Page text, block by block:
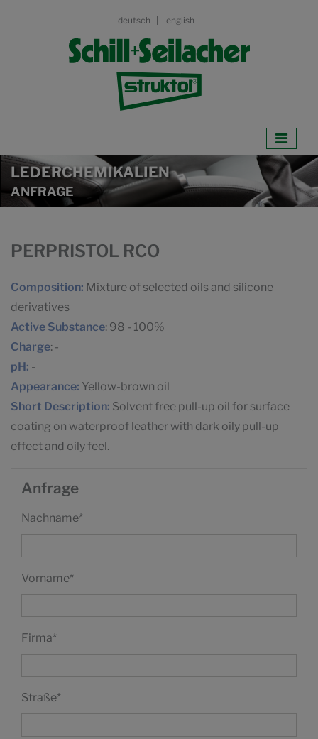
deutsch english
LEDERCHEMIKALIEN
ANFRAGE
PERPRISTOL RCO
Composition: Mixture of selected oils and silicone
derivatives
Active Substance: 98 - 100%
Charge: -
pH: -
Appearance: Yellow-brown oil
Short Description: Solvent free pull-up oil for surface
coating on waterproof leather with dark oily pull-up
effect and oily feel.
Anfrage
Nachname*
Vorname*
Firma*
Straße*